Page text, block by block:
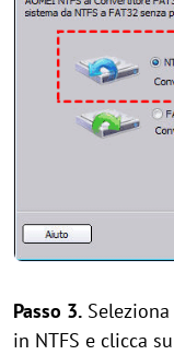
Passo 3.
in NTFS e clicca su